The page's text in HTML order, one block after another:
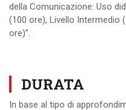
della Comunicazione: Uso
(100 ore), Livello Intermedio
ore)”.
DURATA
In base al tipo di